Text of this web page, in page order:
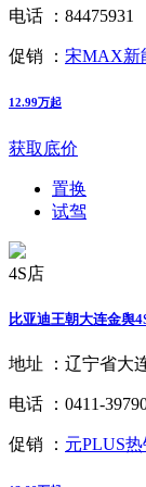
电话 ： 84475931
促销 ： 宋MAX新
12.99万起
获取底价
置换
试驾
4S店
比亚迪王朝大连金舆
地址 ： 辽宁省大
电话 ： 0411-
促销 ： 元PLUS